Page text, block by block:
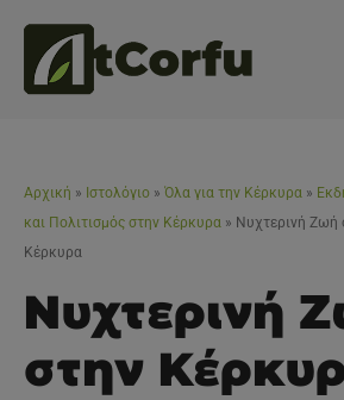
Αρχική » Ιστολόγιο » Όλα για την Κέρκυρα »
και Πολιτισμός στην Κέρκυρα » Νυχτερινή Ζωή
Κέρκυρα
Νυχτερινή
στην